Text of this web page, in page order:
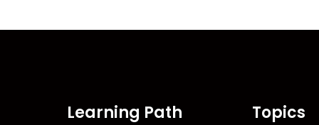
Learning Path Topics